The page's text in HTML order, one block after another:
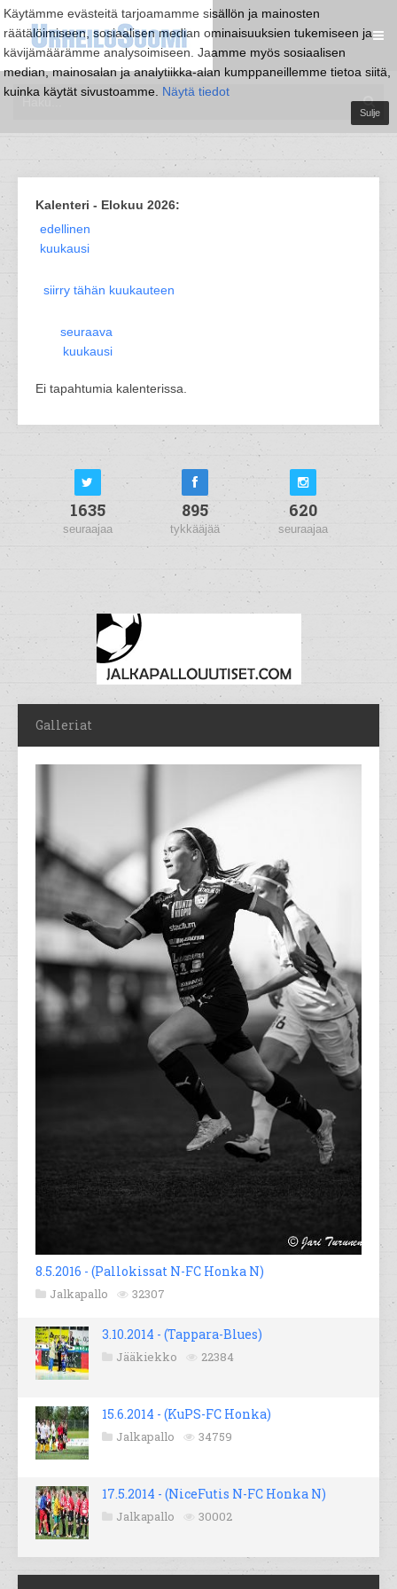
Käytämme evästeitä tarjoamamme sisällön ja mainosten
räätälöimiseen, sosiaalisen median ominaisuuksien tukemiseen ja
kävijämäärämme analysoimiseen. Jaamme myös sosiaalisen
median, mainosalan ja analytiikka-alan kumppaneillemme tietoa siitä,
kuinka käytät sivustoamme. Näytä tiedot
Sulje
Kalenteri - Elokuu 2026:
edellinen
kuukausi
siirry tähän kuukauteen
seuraava
kuukausi
Ei tapahtumia kalenterissa.
1635
seuraajaa
895
tykkääjää
620
seuraajaa
Galleriat
8.5.2016 - (Pallokissat N-FC Honka N)
Jalkapallo 32307
3.10.2014 - (Tappara-Blues)
Jääkiekko 22384
15.6.2014 - (KuPS-FC Honka)
Jalkapallo 34759
17.5.2014 - (NiceFutis N-FC Honka N)
Jalkapallo 30002